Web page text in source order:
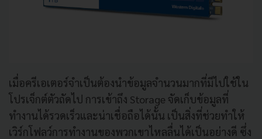
เมื่อครีเอเตอร์จำเป็นต้องนำข้อมูลจำนวนมากที่มีไปใช้ใน
โปรเจ็กต์ตัวถัดไป การเข้าถึง Storage จัดเก็บข้อมูลที่
ทำงานได้รวดเร็วและน่าเชื่อถือได้นั้น เป็นสิ่งที่ช่วยทำให้
เวิร์กโฟลว์การทำงานของพวกเขาไหลลื่นได้เป็นอย่างดี ซึ่ง